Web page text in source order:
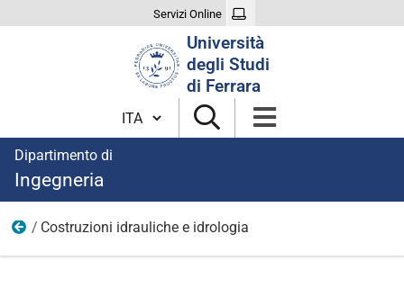
Servizi Online
Università
degli Studi
di Ferrara
Cambia lingua
Dipartimento di
Ingegneria
Area civile
Costruzioni idrauliche e idrologia